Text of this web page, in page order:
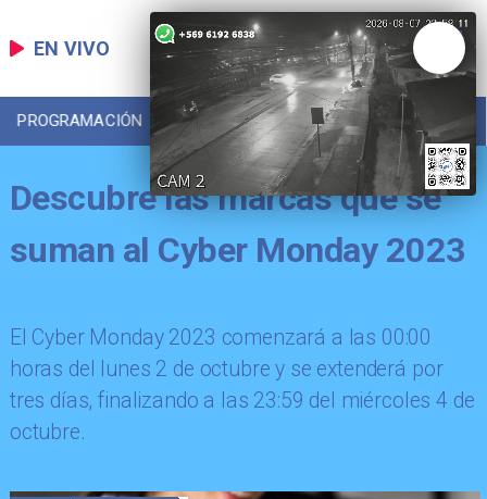
EN VIVO
PROGRAMACIÓN LOCAL DEPORTES
Descubre las marcas que se
suman al Cyber Monday 2023
​El Cyber Monday 2023 comenzará a las 00:00
horas del lunes 2 de octubre y se extenderá por
tres días, finalizando a las 23:59 del miércoles 4 de
octubre.